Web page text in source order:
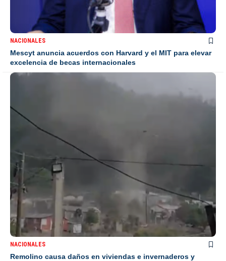
NACIONALES
Mescyt anuncia acuerdos con Harvard y el MIT para elevar
excelencia de becas internacionales
NACIONALES
Remolino causa daños en viviendas e invernaderos y